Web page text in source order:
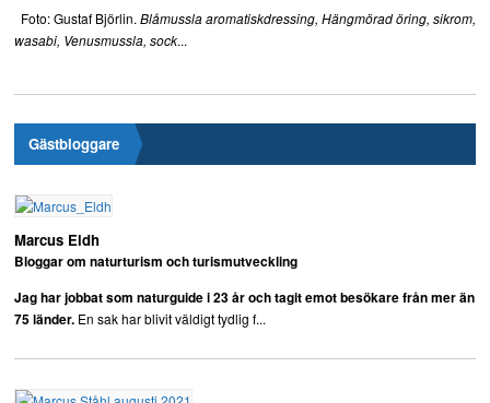
Foto: Gustaf Björlin.Blåmussla aromatiskdressing, Hängmörad öring, sikrom,
wasabi, Venusmussla, sock...
Gästbloggare
Marcus Eldh
Bloggar om naturturism och turismutveckling
Jag har jobbat som naturguide i 23 år och tagit emot besökare från mer än
75 länder.En sak har blivit väldigt tydlig f...